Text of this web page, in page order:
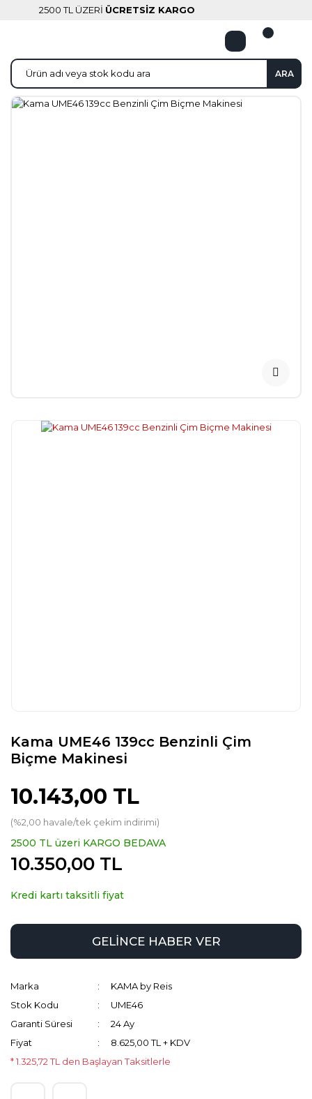
2500 TL ÜZERİ ÜCRETSİZ KARGO
ARA
Kama UME46 139cc Benzinli Çim
Biçme Makinesi
10.143,00 TL
(%2,00 havale/tek çekim indirimi)
2500 TL üzeri KARGO BEDAVA
10.350,00 TL
Kredi kartı taksitli fiyat
GELİNCE HABER VER
Marka
KAMA by Reis
Stok Kodu
UME46
Garanti Süresi
24 Ay
Fiyat
8.625,00 TL + KDV
* 1.325,72 TL den Başlayan Taksitlerle